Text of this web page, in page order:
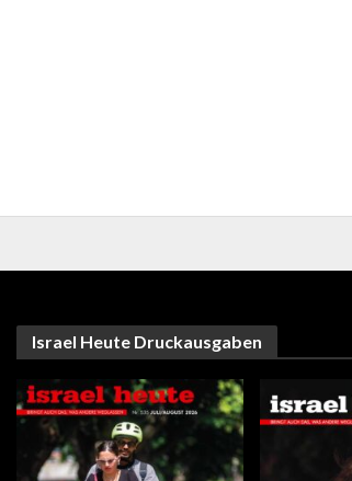
Israel Heute Druckausgaben